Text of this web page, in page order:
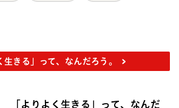
生きる」って、なんだろう。
「よりよく生きる」って、なんだ